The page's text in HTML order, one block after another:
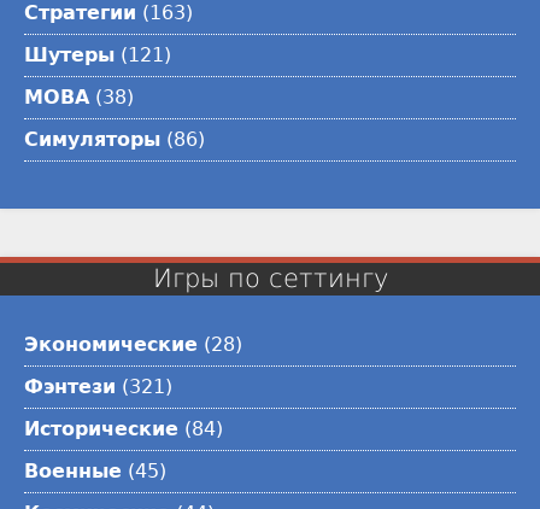
Стратегии (163)
Шутеры (121)
MOBA(38)
Симуляторы (86)
Игры по сеттингу
Экономические (28)
Фэнтези (321)
Исторические (84)
Военные (45)